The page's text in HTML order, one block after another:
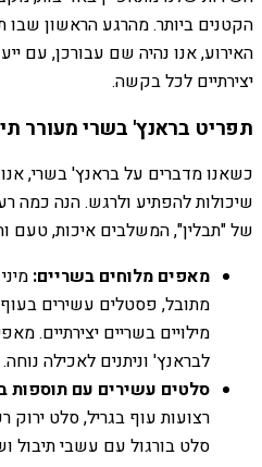
הקטנים ביותר. מהרגע הראשון שבו
האירוע, אנו נהיה שם עבורכן, עם
יצירתיים לכל בקשה.
תפריט בראנץ' בשרי מעורר
כשאנו מדברים על בראנץ' בשרי,
שיכולות להפתיע ולרגש. הנה כמה
של "תבלין", המשלבים איכות, טעם
מאפים מלוחים בשריים:
מתובל, פסטלים עשירים
מילויים בשריים יצירתיים.
לבראנץ' וניתנים לאכילה נוחה.
סלטים עשירים עם תוספות
רצועות עוף בגריל, סלט ירוק
סלט בורגול עם עשבי תיבול